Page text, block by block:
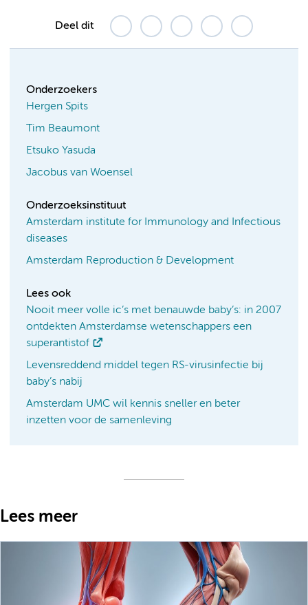
Deel dit
Onderzoekers
Hergen Spits
Tim Beaumont
Etsuko Yasuda
Jacobus van Woensel
Onderzoeksinstituut
Amsterdam institute for Immunology and Infectious
diseases
Amsterdam Reproduction & Development
Lees ook
Nooit meer volle ic’s met benauwde baby’s: in 2007
ontdekten Amsterdamse wetenschappers een
superantistof
Levensreddend middel tegen RS-virusinfectie bij
baby’s nabij
Amsterdam UMC wil kennis sneller en beter
inzetten voor de samenleving
Lees meer